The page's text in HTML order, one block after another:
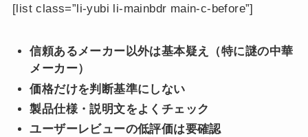
[list class=”li-yubi li-mainbdr main-c-before”]
信頼あるメーカー以外は基本疑え（特に謎の中華
メーカー）
価格だけを判断基準にしない
製品仕様・説明文をよくチェック
ユーザーレビューの低評価は要確認